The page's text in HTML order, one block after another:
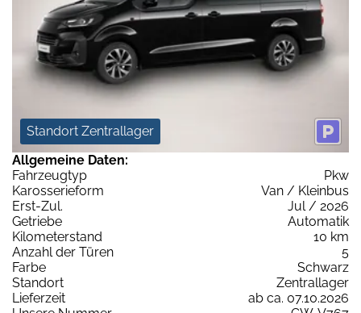
Standort Zentrallager
Allgemeine Daten:
Fahrzeugtyp
Pkw
Karosserieform
Van / Kleinbus
Erst-Zul.
Jul / 2026
Getriebe
Automatik
Kilometerstand
10 km
Anzahl der Türen
5
Farbe
Schwarz
Standort
Zentrallager
Lieferzeit
ab ca. 07.10.2026